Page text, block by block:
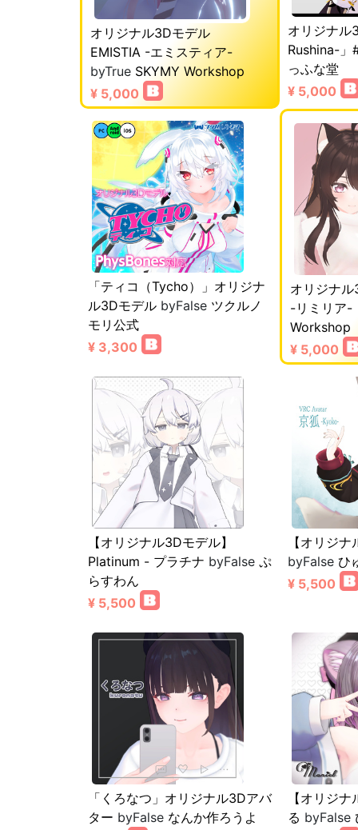
オリジナル3Dモデル
EMISTIA -エミスティア-
byTrue SKYMY Workshop
¥ 5,000
オリジナル
Rushina-」
っふな堂
¥ 5,000
「ティコ（Tycho）」オリジナ
ル3Dモデル byFalse ツクルノ
モリ公式
¥ 3,300
オリジナ
-リミリ
Workshop
¥ 5,000
【オリジナル3Dモデル】
Platinum - プラチナ byFalse ぷ
らすわん
¥ 5,500
【オリジ
byFalse ひ
¥ 5,500
「くろなつ」オリジナル3Dアバ
ター byFalse なんか作ろうよ
【オリジ
る byFalse